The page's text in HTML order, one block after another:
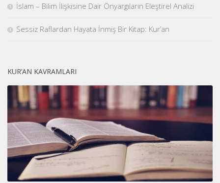
İslam – Bilim İlişkisine Dair Önyargıların Eleştirel Analizi
Sessiz Raflardan Hayata İnmiş Bir Kitap: Kur’an
KUR’AN KAVRAMLARI